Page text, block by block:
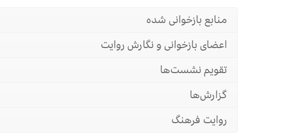
منابع بازخوانی‌ شده
اعضای بازخوانی و نگارش روایت
تقویم نشست‌ها
گزارش‌ها
روایت فرهنگ